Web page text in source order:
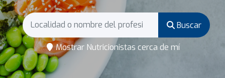
Buscar
Mostrar Nutricionistas cerca de mí